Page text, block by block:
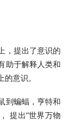
提出了意识的
助于解释人类和
意识。
蝙蝠，亨特和
提出“世界万物